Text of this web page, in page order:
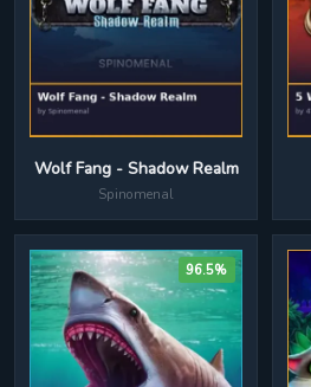
Wolf Fang - Shadow Realm
Spinomenal
96.5%